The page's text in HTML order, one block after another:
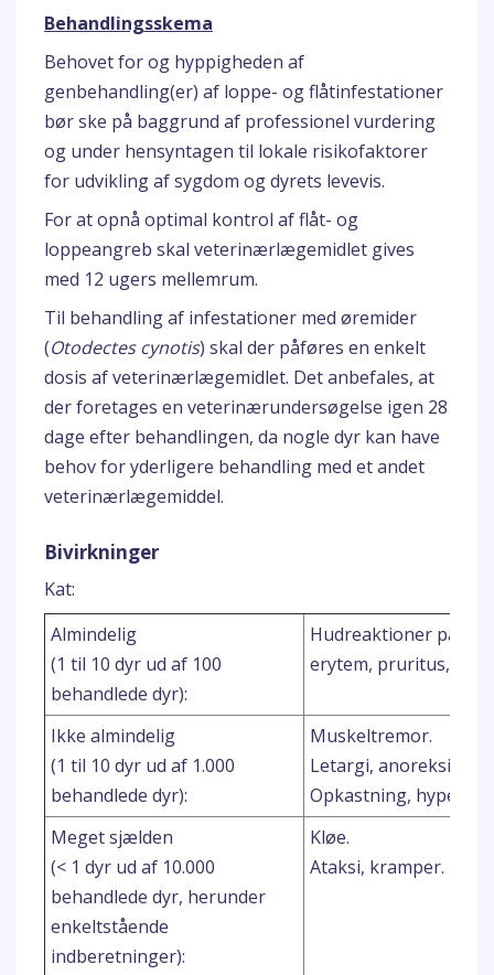
Behandlingsskema
Behovet for og hyppigheden af
genbehandling(er) af loppe- og flåtinfestationer
bør ske på baggrund af professionel vurdering
og under hensyntagen til lokale risikofaktorer
for udvikling af sygdom og dyrets levevis.
For at opnå optimal kontrol af flåt- og
loppeangreb skal veterinærlægemidlet gives
med 12 ugers mellemrum.
Til behandling af infestationer med øremider
(Otodectes cynotis) skal der påføres en enkelt
dosis af veterinærlægemidlet. Det anbefales, at
der foretages en veterinærundersøgelse igen 28
dage efter behandlingen, da nogle dyr kan have
behov for yderligere behandling med et andet
veterinærlægemiddel.
Bivirkninger
Kat:
Almindelig
(1 til 10 dyr ud af 100
behandlede dyr):
Hudreaktioner på
erytem, pruritus,
Ikke almindelig
(1 til 10 dyr ud af 1.000
behandlede dyr):
Muskeltremor.
Letargi, anoreksi.
Opkastning,
Meget sjælden
(< 1 dyr ud af 10.000
behandlede dyr, herunder
enkeltstående
indberetninger):
Kløe.
Ataksi, kramper.